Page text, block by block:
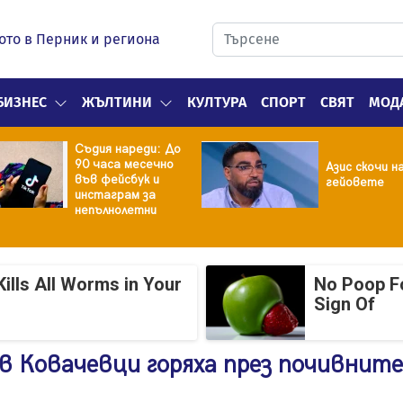
в Перник и региона
ЖЪЛТИНИ КУЛТУРА СПОРТ СВЯТ
Съдия нареди: До
90 часа месечно
във фейсбук и
инстаграм за
непълнолетни
Азис скочи
гейовете
All Worms in Your
No Poop
Sign Of
горяха през почивните